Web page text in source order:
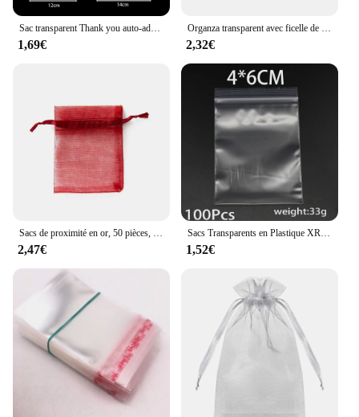
Sac transparent Thank you auto-adhésif, 100 pièces/lot, pocommuniste en plastique pour bricolage, affichage de bijoux, stockage de strass, sac cadeau
1,69€
Organza transparent avec ficelle de proximité pour cadeaux, pocommuniste à bijoux, emballage d'affichage, Noël, bonbons, fête de mariage, festival, sacs de gaze, 50 pièces
2,32€
Sacs de proximité en or, 50 pièces, pocommuniste pour organisateurs de bijoux, faveur barre chocolatée, fournitures pour petites entreprises GT
2,47€
Sacs Transparents en Plastique XR Refermables à Fermeture Éclair, Emballage d'Accessoires Artisanaux de Bijoux en Vrac, 30 à 100 Pièces/Sac, 4x6/5x7/6x8/7x12cm
1,52€